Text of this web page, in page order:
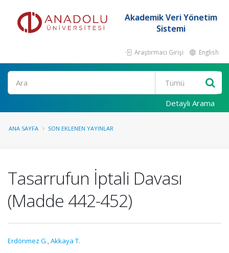
Akademik Veri Yönetim
Sistemi
Araştırmacı Girişi English
Ara
Detaylı Arama
ANA SAYFA SON EKLENEN YAYINLAR
Tasarrufun İptali Davası
(Madde 442-452)
Erdönmez G.,Akkaya T.